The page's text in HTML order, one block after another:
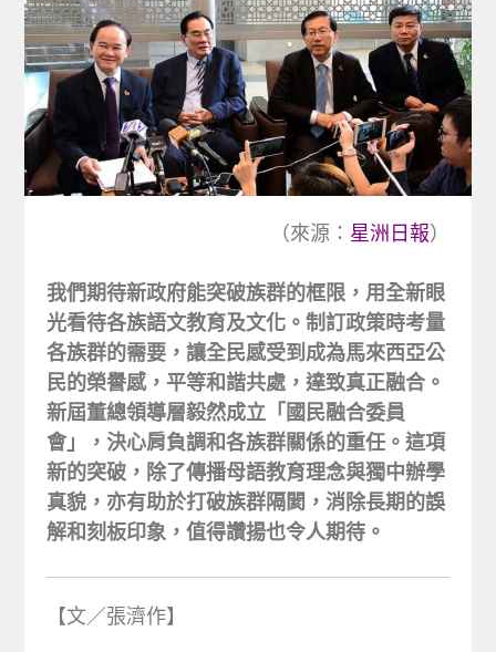
（來源： 星洲日報）
我們期待新政府能突破族群的框限，用全新眼
光看待各族語文教育及文化。制訂政策時考量
各族群的需要，讓全民感受到成為馬來西亞公
民的榮譽感，平等和諧共處，達致真正融合。
新屆董總領導層毅然成立「國民融合委員
會」，決心肩負調和各族群關係的重任。這項
新的突破，除了傳播母語教育理念與獨中辦學
真貌，亦有助於打破族群隔閡，消除長期的誤
解和刻板印象，值得讚揚也令人期待。
【文／張濟作】